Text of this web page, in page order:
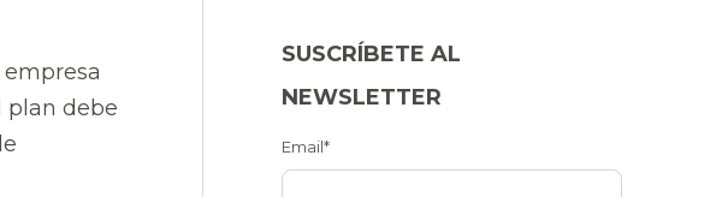
plan debe
SUSCRÍBETE AL
NEWSLETTER
Email*